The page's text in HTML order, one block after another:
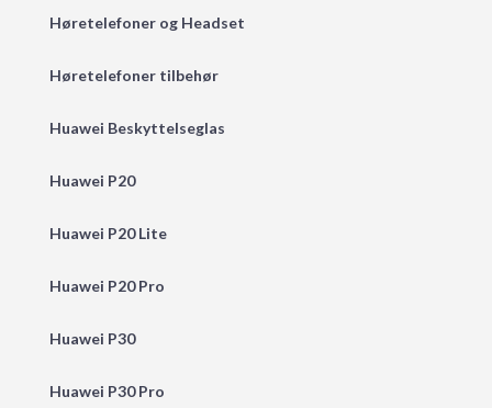
Høretelefoner og Headset
Høretelefoner tilbehør
Huawei Beskyttelseglas
Huawei P20
Huawei P20 Lite
Huawei P20 Pro
Huawei P30
Huawei P30 Pro